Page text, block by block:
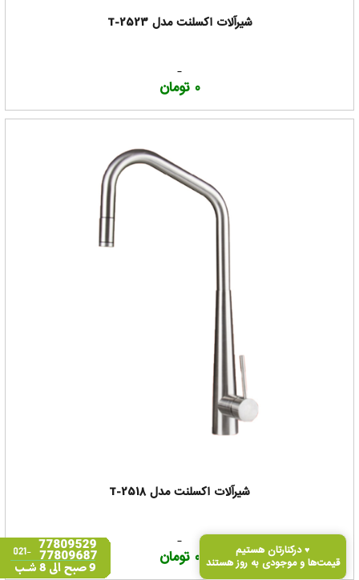
شیرآلات اکسلنت مدل T-2523
0 تومان
شیرآلات اکسلنت مدل T-2518
0 تومان
درکنارتان هستیم ♥
قیمت‌ها و موجودی به‌ روز هستند